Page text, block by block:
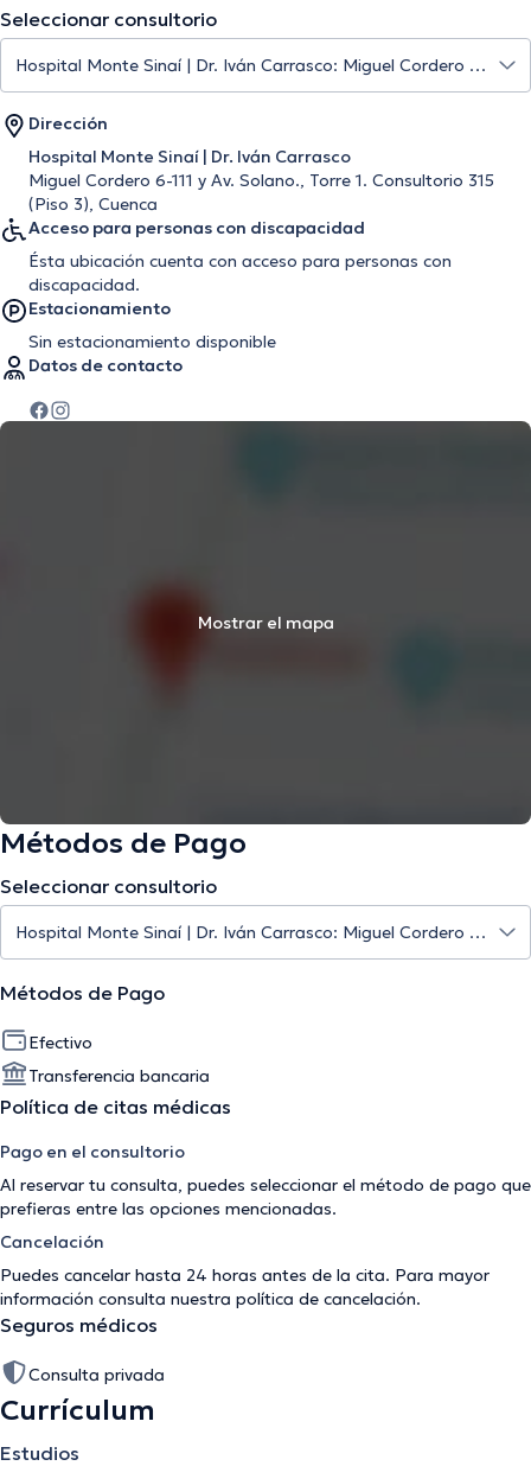
Seleccionar consultorio
Dirección
Hospital Monte Sinaí | Dr. Iván Carrasco
Miguel Cordero 6-111 y Av. Solano., Torre 1. Consultorio 315
(Piso 3), Cuenca
Acceso para personas con discapacidad
Ésta ubicación cuenta con acceso para personas con
discapacidad.
Estacionamiento
Sin estacionamiento disponible
Datos de contacto
Mostrar el mapa
Métodos de Pago
Seleccionar consultorio
Métodos de Pago
Efectivo
Transferencia bancaria
Política de citas médicas
Pago en el consultorio
Al reservar tu consulta, puedes seleccionar el método de pago que
prefieras entre las opciones mencionadas.
Cancelación
Puedes cancelar hasta 24 horas antes de la cita. Para mayor
información consulta nuestra política de cancelación.
Seguros médicos
Consulta privada
Currículum
Estudios